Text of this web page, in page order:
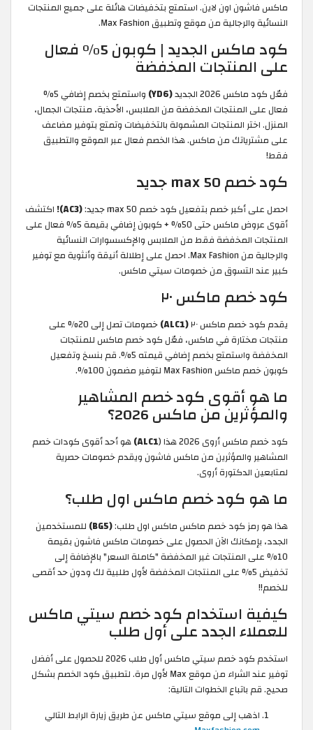
ماكس فاشون اون لاين. استمتع بتخفيضات هائلة على جميع المنتجات
النسائية والرجالية من موقع وتطبيق Max Fashion.
كود ماكس الجديد | كوبون 5% فعال
على المنتجات المخفضة
فعّل كود ماكس 2026 الجديد (YD6)
واستمتع بخصم إضافي 5%
فعال على المنتجات المخفضة من الملابس، الأحذية، منتجات الجمال،
المنزل. اختر المنتجات المشمولة بالتخفيضات وتمتع بتوفير مضاعف
على مشترياتك من ماكس. هذا الخصم فعال عبر الموقع والتطبيق
فقط!
كود خصم max 50 جديد
احصل على أكبر خصم بتفعيل كود خصم max 50 جديد: (AC3)!
اكتشف
أقوى عروض ماكس حتى 50% + كوبون إضافي بقيمة 5% فعال على
المنتجات المخفضة فقط من الملابس والإكسسوارات النسائية
والرجالية من Max Fashion. احصل على إطلالة أنيقة وأنثوية مع توفير
كبير عند التسوق من خصومات سيتي ماكس.
كود خصم ماكس ٢٠
يقدم كود خصم ماكس ٢٠ (ALC1)
خصومات تصل إلى 20% على
منتجات مختارة في ماكس، فعّل كود خصم ماكس للمنتجات
المخفضة واستمتع بخصم إضافي قيمته 5%. قم بنسخ وتفعيل
كوبون خصم ماكس Max Fashion لتوفير مضمون 100%.
ما هو أقوى كود خصم المشاهير
والمؤثرين من ماكس 2026؟
كود خصم ماكس أروى 2026 هذا ( ALC1) هو أحد أقوى كودات خصم
المشاهير والمؤثرين من ماكس فاشون ويقدم خصومات حصرية
لمتابعين الدكتورة أروى.
ما هو كود خصم ماكس اول طلب؟
هذا هو رمز كود خصم ماكس ماكس اول طلب:(BG5)
للمستخدمين
الجدد، بإمكانك الآن الحصول على خصومات ماكس فاشون بقيمة
10% على المنتجات غير المخفضة "كاملة السعر" بالإضافة إلى
تخفيض 5% على المنتجات المخفضة لأول طلبية لك ودون حد أقصى
للخصم!!
كيفية استخدام كود خصم سيتي ماكس
للعملاء الجدد على أول طلب
استخدم كود خصم سيتي ماكس أول طلب 2026 للحصول على أفضل
توفير عند الشراء من موقع Max لأول مرة. لتطبيق كود الخصم بشكل
صحيح. قم باتباع الخطوات التالية:
اذهب إلى موقع سيتي ماكس عن طريق زيارة الرابط التالي